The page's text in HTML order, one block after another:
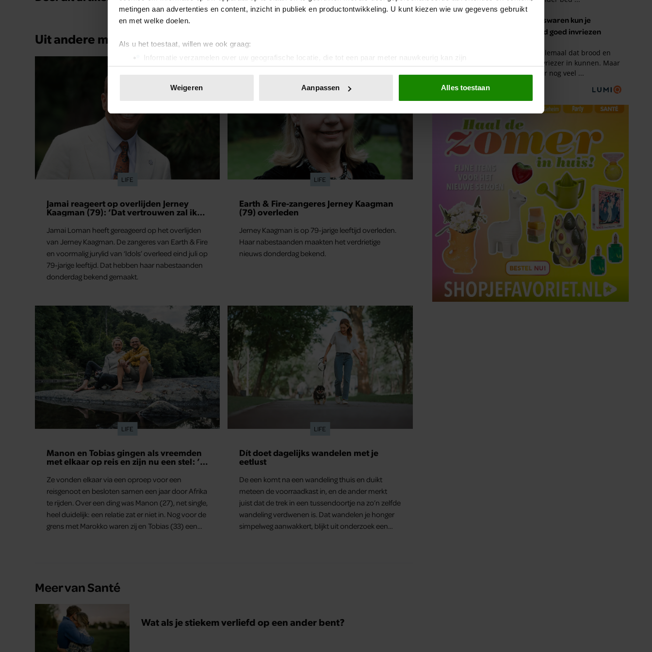
metingen aan advertenties en content, inzicht in publiek en productontwikkeling. U kunt kiezen wie uw gegevens gebruikt
en met welke doelen.
Als u het toestaat, willen we ook graag:
Informatie verzamelen over uw geografische locatie, die tot een paar meter nauwkeurig kan zijn
Uw apparaat identificeren door het actief te scannen op specifieke eigenschappen (fingerprinting)
toestemming op elk moment wijzigen of intrekken in de Cookieverklaring.
We gebruiken cookies om content en advertenties te personaliseren, om functies voor social media te bieden en om ons
websiteverkeer te analyseren. Ook delen we informatie over uw gebruik van onze site met onze partners voor social
media, adverteren en analyse. Deze partners kunnen deze gegevens combineren met andere informatie die u aan ze heeft
verstrekt of die ze hebben verzameld op basis van uw gebruik van hun services. U gaat akkoord met onze cookies als u
onze website blijft gebruiken.
Weigeren Aanpassen Alles toestaan
Uit andere media
LIFE
Jamai reageert op overlijden Jerney
Kaagman (79): ‘Dat vertrouwen zal ik
Jamai Loman heeft gereageerd op het overlijden
van Jerney Kaagman. De zangeres van Earth & Fire
en voormalig jurylid van ‘Idols’ overleed eind juli op
79-jarige leeftijd. Dat hebben haar nabestaanden
donderdag bekend gemaakt.
LIFE
Earth & Fire-zangeres Jerney Kaagman
(79) overleden
Jerney Kaagman is op 79-jarige leeftijd overleden.
Haar nabestaanden maakten het verdrietige
nieuws donderdag bekend.
LIFE
Manon en Tobias gingen als vreemden
met elkaar op reis en zijn nu een stel: ‘Ik
Ze vonden elkaar via een oproep voor een
reisgenoot en besloten samen een jaar door Afrika
te rijden. Over een ding was Manon (27), net single,
heel duidelijk: een relatie zat er niet in. Nog voor de
grens met Marokko waren zij en Tobias (33) een
LIFE
Dít doet dagelijks wandelen met je
eetlust
De een komt na een wandeling thuis en duikt
meteen de voorraadkast in, en de ander merkt
juist dat de trek in een tussendoortje na zo’n zelfde
wandeling verdwenen is. Dat wandelen je honger
simpelweg aanwakkert, blijkt uit onderzoek een
Meer van Santé
Wat als je stiekem verliefd op een ander bent?